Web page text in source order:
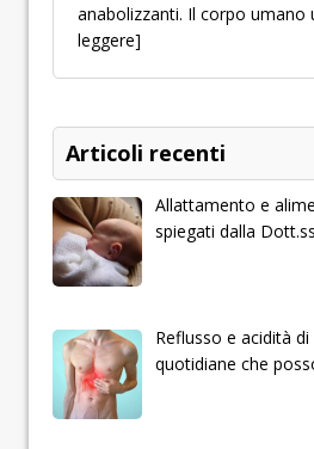
anabolizzanti. Il corpo umano
leggere]
Articoli recenti
Allattamento e
spiegati dalla
Reflusso e acidità
quotidiane che